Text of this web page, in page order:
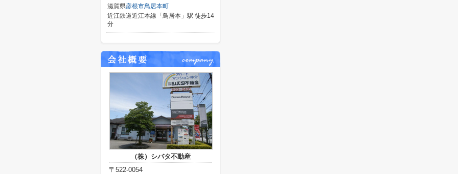
滋賀県彦根市鳥居本町
近江鉄道近江本線「鳥居本」駅 徒歩14
分
（株）シバタ不動産
〒522-0054